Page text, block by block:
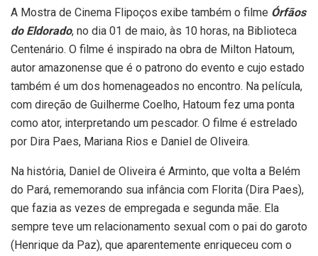
A Mostra de Cinema Flipoços exibe também o filme Órfãos
do Eldorado, no dia 01 de maio, às 10 horas, na Biblioteca
Centenário. O filme é inspirado na obra de Milton Hatoum,
autor amazonense que é o patrono do evento e cujo estado
também é um dos homenageados no encontro. Na película,
com direção de Guilherme Coelho, Hatoum fez uma ponta
como ator, interpretando um pescador. O filme é estrelado
por Dira Paes, Mariana Rios e Daniel de Oliveira.
Na história, Daniel de Oliveira é Arminto, que volta a Belém
do Pará, rememorando sua infância com Florita (Dira Paes),
que fazia as vezes de empregada e segunda mãe. Ela
sempre teve um relacionamento sexual com o pai do garoto
(Henrique da Paz), que aparentemente enriqueceu com o